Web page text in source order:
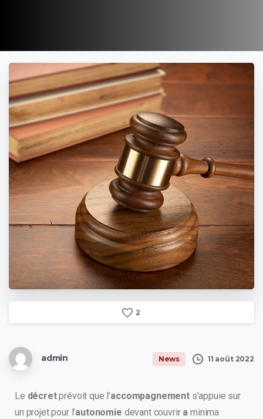
2
admin News 11 août 2022
Le décretprévoit que l’accompagnements’appuie sur
un projet pour l’autonomie devant couvrir a minima